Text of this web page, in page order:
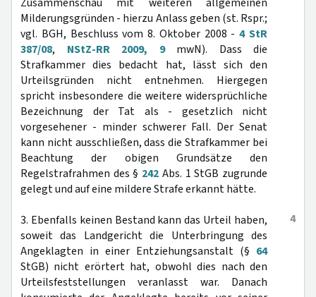
Milderungsgründen - hierzu Anlass geben (st. Rspr.;
vgl. BGH, Beschluss vom 8. Oktober 2008 -4 StR
387/08, NStZ-RR 2009, 9mwN). Dass die
Strafkammer dies bedacht hat, lässt sich den
Urteilsgründen nicht entnehmen. Hiergegen
spricht insbesondere die weitere widersprüchliche
Bezeichnung der Tat als - gesetzlich nicht
vorgesehener - minder schwerer Fall. Der Senat
kann nicht ausschließen, dass die Strafkammer bei
Beachtung der obigen Grundsätze den
Regelstrafrahmen des § 242 Abs. 1 StGB zugrunde
gelegt und auf eine mildere Strafe erkannt hätte.
4
3. Ebenfalls keinen Bestand kann das Urteil haben,
soweit das Landgericht die Unterbringung des
Angeklagten in einer Entziehungsanstalt (§ 64
StGB) nicht erörtert hat, obwohl dies nach den
Urteilsfeststellungen veranlasst war. Danach